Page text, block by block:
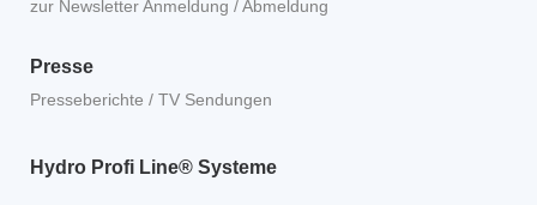
zur Newsletter Anmeldung / Abmeldung
Presse
Presseberichte / TV Sendungen
Hydro Profi Line® Systeme